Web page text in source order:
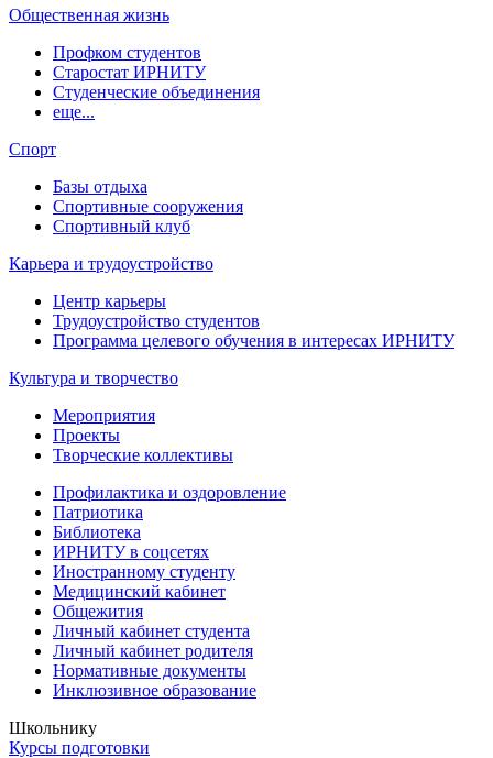
Общественная жизнь
Профком студентов
Старостат ИРНИТУ
Студенческие объединения
еще...
Спорт
Базы отдыха
Спортивные сооружения
Спортивный клуб
Карьера и трудоустройство
Центр карьеры
Трудоустройство студентов
Программа целевого обучения в интересах ИРНИТУ
Культура и творчество
Мероприятия
Проекты
Творческие коллективы
Профилактика и оздоровление
Патриотика
Библиотека
ИРНИТУ в соцсетях
Иностранному студенту
Медицинский кабинет
Общежития
Личный кабинет студента
Личный кабинет родителя
Нормативные документы
Инклюзивное образование
Школьнику
Курсы подготовки